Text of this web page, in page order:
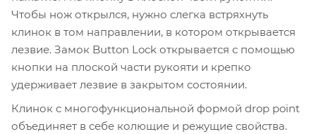
Чтобы нож открылся, нужно слегка встряхнуть
клинок в том направлении, в котором открывается
лезвие. Замок Button Lock открывается с помощью
кнопки на плоской части рукояти и крепко
удерживает лезвие в закрытом состоянии.
Клинок с многофункциональной формой drop point
объединяет в себе колющие и режущие свойства.